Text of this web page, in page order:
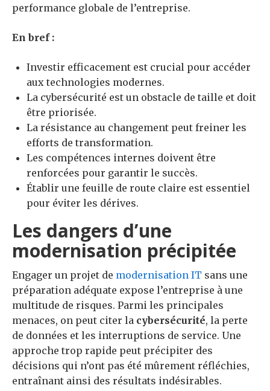
performance globale de l’entreprise.
En bref :
Investir efficacement est crucial pour accéder
aux technologies modernes.
La cybersécurité est un obstacle de taille et doit
être priorisée.
La résistance au changement peut freiner les
efforts de transformation.
Les compétences internes doivent être
renforcées pour garantir le succès.
Établir une feuille de route claire est essentiel
pour éviter les dérives.
Les dangers d’une
modernisation précipitée
Engager un projet de modernisation IT sans une
préparation adéquate expose l’entreprise à une
multitude de risques. Parmi les principales
menaces, on peut citer la cybersécurité, la perte
de données et les interruptions de service. Une
approche trop rapide peut précipiter des
décisions qui n’ont pas été mûrement réfléchies,
entraînant ainsi des résultats indésirables.